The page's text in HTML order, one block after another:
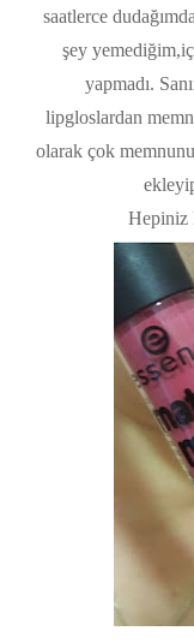
saatlerce
şey
yapmadı.
lipgloslardan
olarak çok
Hepiniz